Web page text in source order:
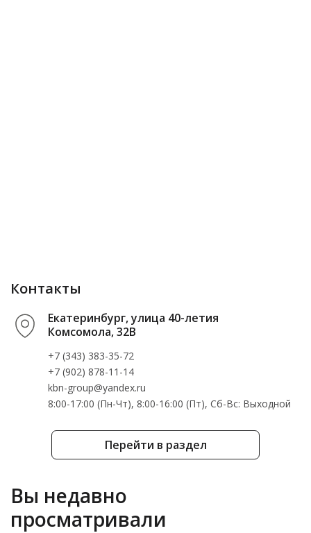
Перейти в раздел
Контакты
Екатеринбург, улица 40-летия
Комсомола, 32В
+7 (343) 383-35-72
+7 (902) 878-11-14
kbn-group@yandex.ru
8:00-17:00 (Пн-Чт), 8:00-16:00 (Пт), Cб-Вс: Выходной
Вы недавно
просматривали